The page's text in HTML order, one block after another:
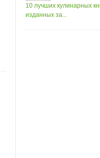
10 лучших кулинарных
изданных за...